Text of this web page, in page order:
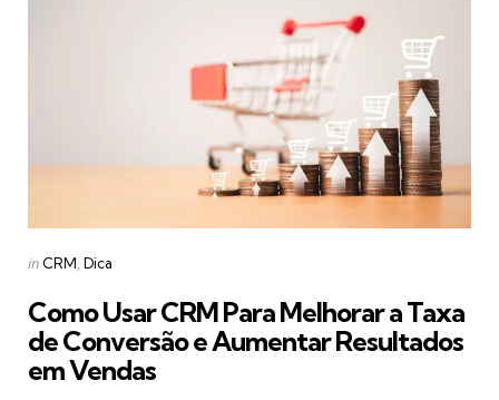
Categories
Posted
in CRM Dica
Como Usar CRM Para Melhorar a Taxa
de Conversão e Aumentar Resultados
em Vendas